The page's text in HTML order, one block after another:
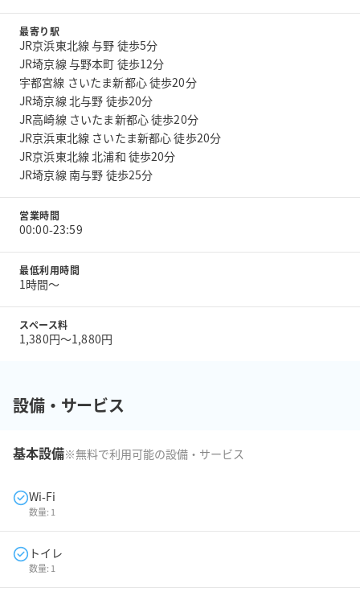
最寄り駅
JR京浜東北線 与野 徒歩5分
JR埼京線 与野本町 徒歩12分
宇都宮線 さいたま新都心 徒歩20分
JR埼京線 北与野 徒歩20分
JR高崎線 さいたま新都心 徒歩20分
JR京浜東北線 さいたま新都心 徒歩20分
JR京浜東北線 北浦和 徒歩20分
JR埼京線 南与野 徒歩25分
営業時間
00:00-23:59
最低利用時間
1時間〜
スペース料
1,380円〜1,880円
設備・サービス
基本設備※無料で利用可能の設備・サービス
Wi-Fi
数量: 1
トイレ
数量: 1